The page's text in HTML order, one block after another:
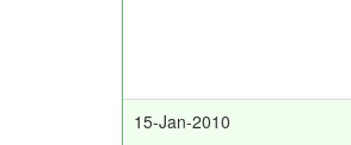
15-Jan-2010